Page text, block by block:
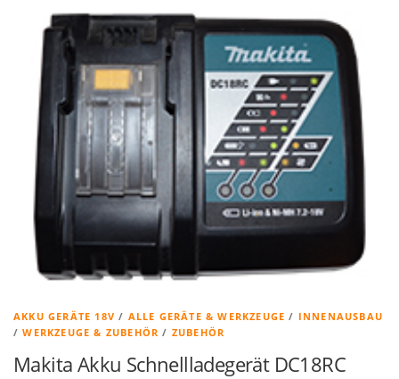
AKKU GERÄTE 18V / ALLE GERÄTE & WERKZEUGE / INNENAUSBAU
/WERKZEUGE & ZUBEHÖR / ZUBEHÖR
Makita Akku Schnellladegerät DC18RC